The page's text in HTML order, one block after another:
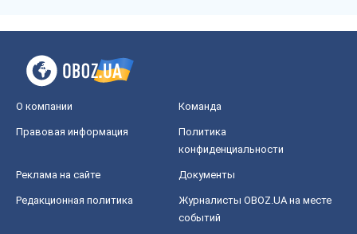
О компании Команда
Правовая информация
Политика
конфиденциальности
Реклама на сайте Документы
Редакционная политика
Журналисты OBOZ.UA на месте
событий